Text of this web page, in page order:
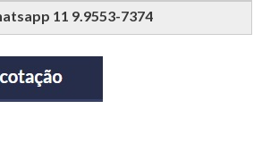
11 9.9553-7374